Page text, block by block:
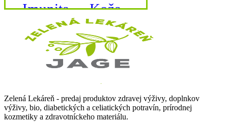
Imunita Koža
Krvný tlak
Kĺby a kosti
Močové cesty
Zelená Lekáreň - predaj produktov zdravej výživy, doplnkov
výživy, bio, diabetických a celiatických potravín, prírodnej
kozmetiky a zdravotníckeho materiálu.